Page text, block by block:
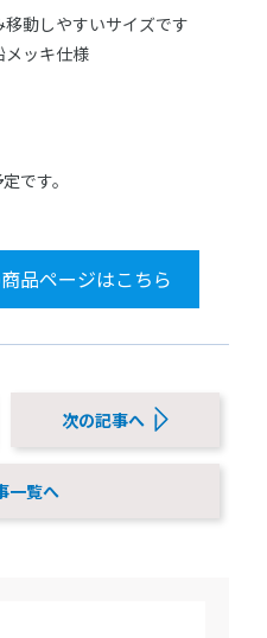
動しやすいサイズです
ッキ仕様
です。
品ページはこちら
一覧へ
次の記事へ